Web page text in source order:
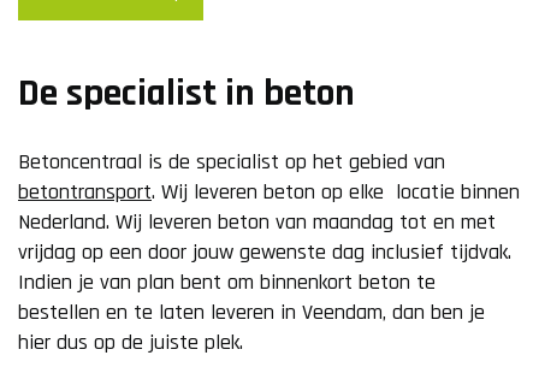
De specialist in beton
Betoncentraal is de specialist op het gebied van
betontransport. Wij leveren beton op elke locatie binnen
Nederland. Wij leveren beton van maandag tot en met
vrijdag op een door jouw gewenste dag inclusief tijdvak.
Indien je van plan bent om binnenkort beton te
bestellen en te laten leveren in Veendam, dan ben je
hier dus op de juiste plek.